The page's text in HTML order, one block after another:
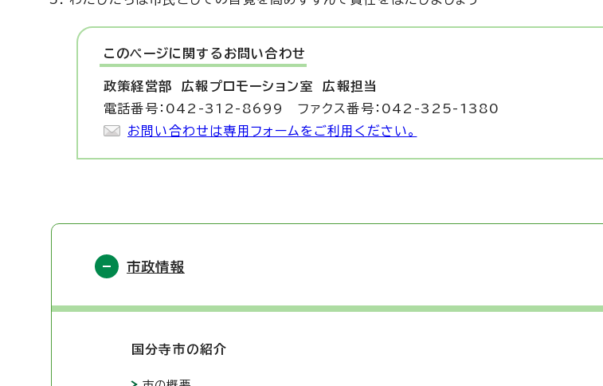
このページに関する お問い合わせ
政策経営部 広報プロモーション室 広報担当
電話番号：042-312-8699 ファクス番号：042-325-1380
お問い合わせは専用フォームをご利用ください。
市政情報
国分寺市の紹介